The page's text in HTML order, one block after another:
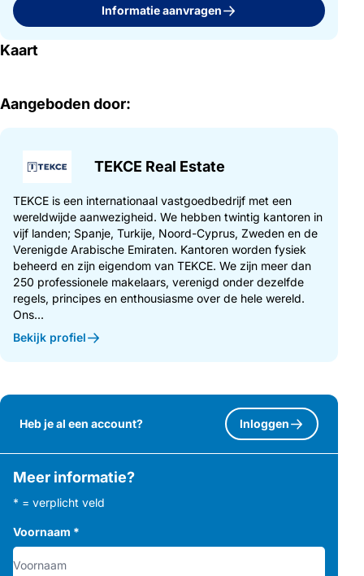
Informatie aanvragen
Kaart
Aangeboden door:
TEKCE Real Estate
TEKCE is een internationaal vastgoedbedrijf met een
wereldwijde aanwezigheid. We hebben twintig kantoren in
vijf landen; Spanje, Turkije, Noord-Cyprus, Zweden en de
Verenigde Arabische Emiraten. Kantoren worden fysiek
beheerd en zijn eigendom van TEKCE. We zijn meer dan
250 professionele makelaars, verenigd onder dezelfde
regels, principes en enthousiasme over de hele wereld.
Ons...
Bekijk profiel
Heb je al een account? Inloggen
Meer informatie?
* = verplicht veld
Voornaam *